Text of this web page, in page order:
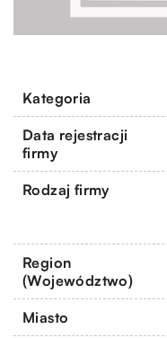
Kategoria
Data rejestracji
firmy
Rodzaj firmy
Region
(Województwo)
Miasto